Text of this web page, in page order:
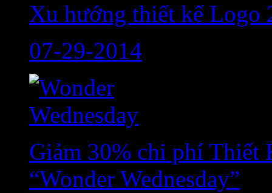
Xu hướng thiết kế Logo
07-29-2014
Giảm 30% chi phí Thiết
“Wonder Wednesday”